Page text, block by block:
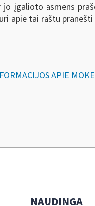
įgalioto asmens
apie tai raštu
APIE
NAUDINGA